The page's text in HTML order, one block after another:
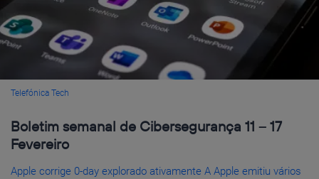
Telefónica Tech
Boletim semanal de Cibersegurança 11 – 17
Fevereiro
Apple corrige 0-day explorado ativamente A Apple emitiu vários